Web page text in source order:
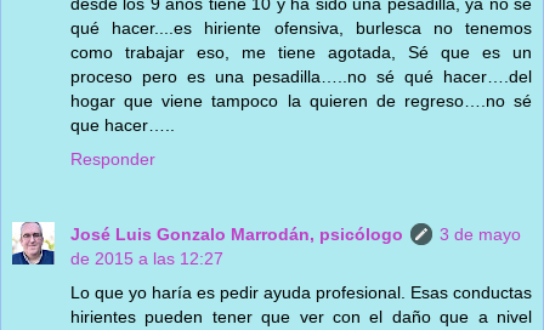
desde los 9 años tiene 10 y ha sido una pesadilla, ya no sé
qué hacer....es hiriente ofensiva, burlesca no tenemos
como trabajar eso, me tiene agotada, Sé que es un
proceso pero es una pesadilla…..no sé qué hacer….del
hogar que viene tampoco la quieren de regreso….no sé
que hacer…..
Responder
José Luis Gonzalo Marrodán, psicólogo
3 de mayo
de 2015 a las 12:27
Lo que yo haría es pedir ayuda profesional. Esas conductas
hirientes pueden tener que ver con el daño que a nivel